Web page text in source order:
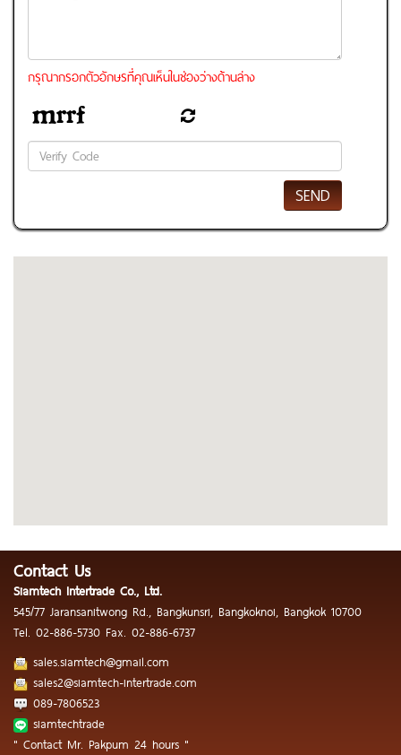
กรุณากรอกตัวอักษรที่คุณเห็นในช่องว่างด้านล่าง
SEND
Contact Us
Siamtech Intertrade Co., Ltd.
545/77 Jaransanitwong Rd., Bangkunsri, Bangkoknoi, Bangkok 10700
Tel. 02-886-5730 Fax. 02-886-6737
sales.siamtech@gmail.com
sales2@siamtech-intertrade.com
089-7806523
siamtechtrade
" Contact Mr. Pakpum 24 hours "